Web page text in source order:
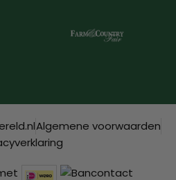
Algemene voorwaarden